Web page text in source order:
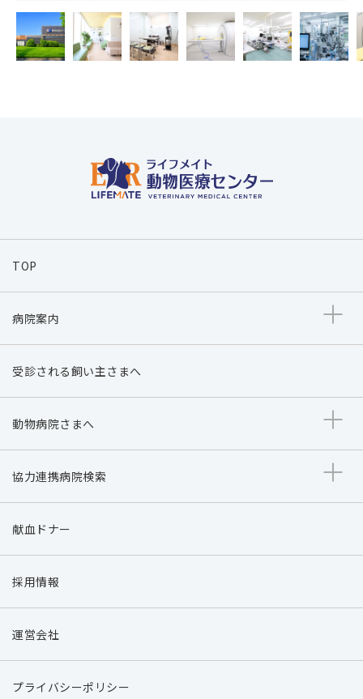
TOP
病院案内
受診される飼い主さまへ
動物病院さまへ
協力連携病院検索
献血ドナー
採用情報
運営会社
プライバシーポリシー